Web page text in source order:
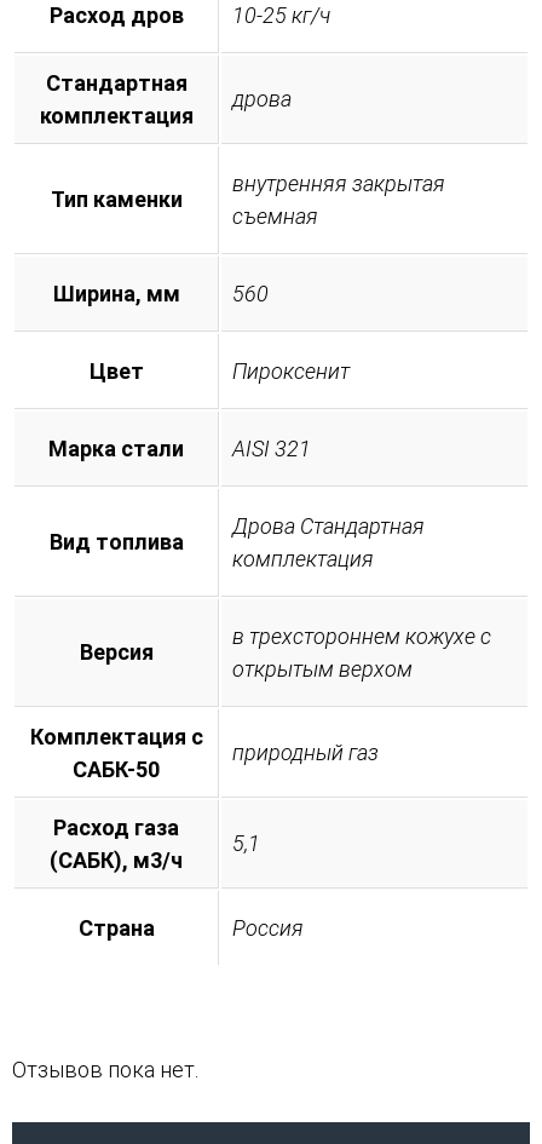
Расход дров 10-25 кг/ч
Стандартная
комплектация
дрова
Тип каменки
внутренняя закрытая
съемная
Ширина, мм 560
Цвет Пироксенит
Марка стали AISI 321
Вид топлива
Дрова Стандартная
комплектация
Версия
в трехстороннем кожухе с
открытым верхом
Комплектация с
САБК-50
природный газ
Расход газа
(САБК), м3/ч
5,1
Страна Россия
Отзывов пока нет.